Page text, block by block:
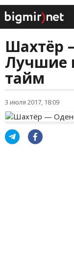
Шахтёр
Лучшие
тайм
3 июля 2017, 18:09